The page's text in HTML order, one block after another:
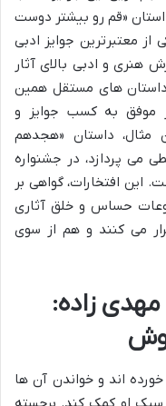
«قم رو بیشتر دوست
از معتبرترین جوایز ادبی
هنری و ادبی بالای آثار
داستان های مستقل همین
موفق به کسب جوایز و
مثال، داستان «هجدهم
می پردازد، در جشنواره
این افتخارات، گواهی بر
حساس و خلق آثاری
می کنند و هم از سوی
مهدی زاده:
اند و خواندن آن ها